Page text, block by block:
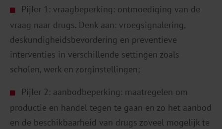
Pijler 1: vraagbeperking: ontmoediging van de
vraag naar drugs. Denk aan: vroegsignalering,
deskundigheidsbevordering en preventieve
interventies in verschillende settingen zoals
scholen, werk en zorginstellingen;
Pijler 2: aanbodbeperking: maatregelen om
productie en handel tegen te gaan en zo het aanbod
en de beschikbaarheid van drugs zoveel mogelijk te